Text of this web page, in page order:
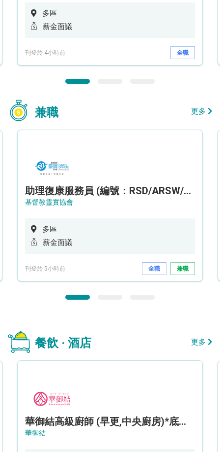
多區
薪金面議
刊登於 4小時前 全職
兼職 更多
助理復康服務員 (編號：RSD/ARSW/CTE)
基督教靈實協會
多區
薪金面議
刊登於 5小時前 全職 兼職
餐飲 · 酒店 更多
華御結高級廚師 (早更,中央廚房)*底薪可達20k* (5天工作週)
華御結